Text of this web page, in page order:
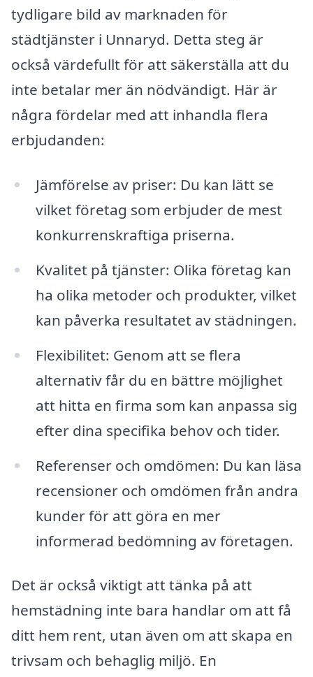
tydligare bild av marknaden för
städtjänster i Unnaryd. Detta steg är
också värdefullt för att säkerställa att du
inte betalar mer än nödvändigt. Här är
några fördelar med att inhandla flera
erbjudanden:
Jämförelse av priser: Du kan lätt se
vilket företag som erbjuder de mest
konkurrenskraftiga priserna.
Kvalitet på tjänster: Olika företag kan
ha olika metoder och produkter, vilket
kan påverka resultatet av städningen.
Flexibilitet: Genom att se flera
alternativ får du en bättre möjlighet
att hitta en firma som kan anpassa sig
efter dina specifika behov och tider.
Referenser och omdömen: Du kan läsa
recensioner och omdömen från andra
kunder för att göra en mer
informerad bedömning av företagen.
Det är också viktigt att tänka på att
hemstädning inte bara handlar om att få
ditt hem rent, utan även om att skapa en
trivsam och behaglig miljö. En